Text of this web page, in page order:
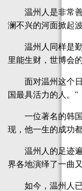
温州人是非常善
澜不兴的河面掀起
温州人同样是勤
里能生财，世博会
面对温州这个日
国最具活力的人。"
一位著名的韩国
现，他一生的成功
温州人的足迹遍
界各地演绎了一曲
如今，温州人已